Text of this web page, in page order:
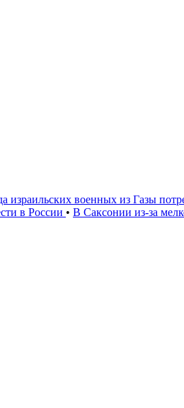
израильских военных из Газы
в России • В Саксонии из-за